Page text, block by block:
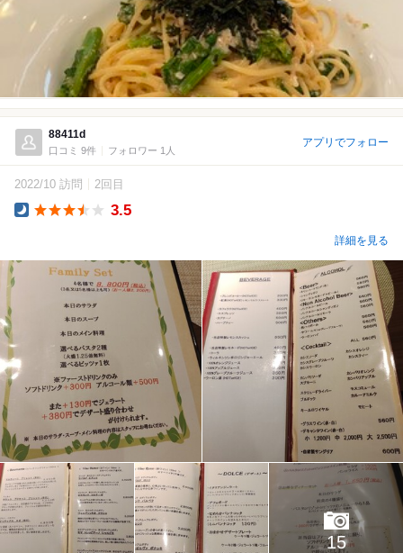
88411d
口コミ 9件 フォロワー 1人
アプリでフォロー
2022/10 訪問 2回目
3.5
詳細を見る
15